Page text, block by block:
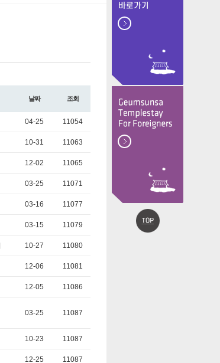
날짜 조회
04-25 11054
10-31 11063
12-02 11065
03-25 11071
03-16 11077
03-15 11079
10-27 11080
12-06 11081
12-05 11086
03-25 11087
10-23 11087
12-25 11087